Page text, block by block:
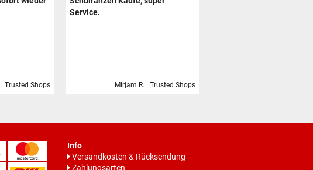
Trusted Shops
Service.
Mirjam R. | Trusted Shops
Info
Versandkosten & Rücksendung
Zahlungsarten